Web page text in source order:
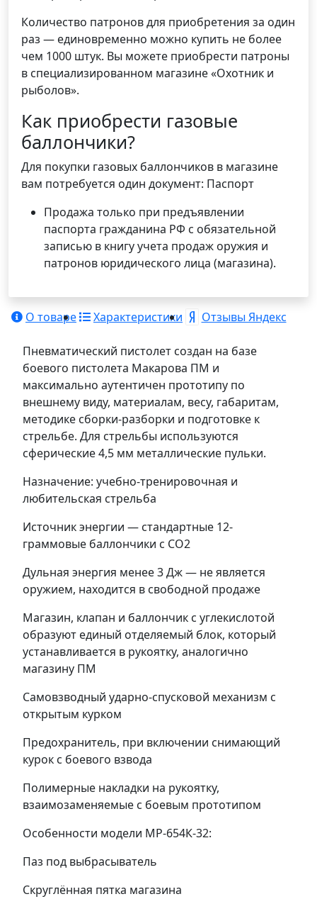
Количество патронов для приобретения за один
раз — единовременно можно купить не более
чем 1000 штук. Вы можете приобрести патроны
в специализированном магазине «Охотник и
рыболов».
Как приобрести газовые
баллончики?
Для покупки газовых баллончиков в магазине
вам потребуется один документ: Паспорт
Продажа только при предъявлении
паспорта гражданина РФ с обязательной
записью в книгу учета продаж оружия и
патронов юридического лица (магазина).
О товаре Характеристики Отзывы Яндекс
Пневматический пистолет создан на базе
боевого пистолета Макарова ПМ и
максимально аутентичен прототипу по
внешнему виду, материалам, весу, габаритам,
методике сборки-разборки и подготовке к
стрельбе. Для стрельбы используются
сферические 4,5 мм металлические пульки.
Назначение: учебно-тренировочная и
любительская стрельба
Источник энергии — стандартные 12-
граммовые баллончики с СО2
Дульная энергия менее 3 Дж — не является
оружием, находится в свободной продаже
Магазин, клапан и баллончик с углекислотой
образуют единый отделяемый блок, который
устанавливается в рукоятку, аналогично
магазину ПМ
Самовзводный ударно-спусковой механизм с
открытым курком
Предохранитель, при включении снимающий
курок с боевого взвода
Полимерные накладки на рукоятку,
взаимозаменяемые с боевым прототипом
Особенности модели МР-654К-32:
Паз под выбрасыватель
Скруглённая пятка магазина